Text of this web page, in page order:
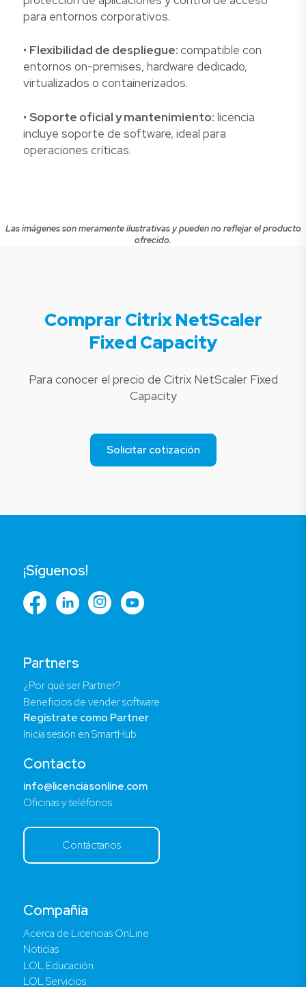
para entornos corporativos.
• Flexibilidad de despliegue:compatible con
entornos on-premises, hardware dedicado,
virtualizados o containerizados.
• Soporte oficial y mantenimiento: licencia
incluye soporte de software, ideal para
operaciones críticas.
Las imágenes son meramente ilustrativas y pueden no reflejar el producto
ofrecido.
Comprar Citrix NetScaler
Fixed Capacity
Para conocer el precio de Citrix NetScaler Fixed
Capacity
Solicitar cotización
Compañía
Acerca de Licencias OnLine
Noticias
LOL Educación
LOL Servicios
Partners
¿Por qué ser Partner?
Beneficios de vender software
Regístrate como Partner
Inicia sesión en SmartHub
Contacto
info@licenciasonline.com
Oficinas y teléfonos
Contáctanos
¡Síguenos!